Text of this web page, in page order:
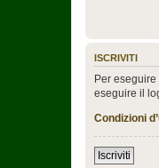
ISCRIVITI
Per
eseguire il
Condizioni
Iscriviti